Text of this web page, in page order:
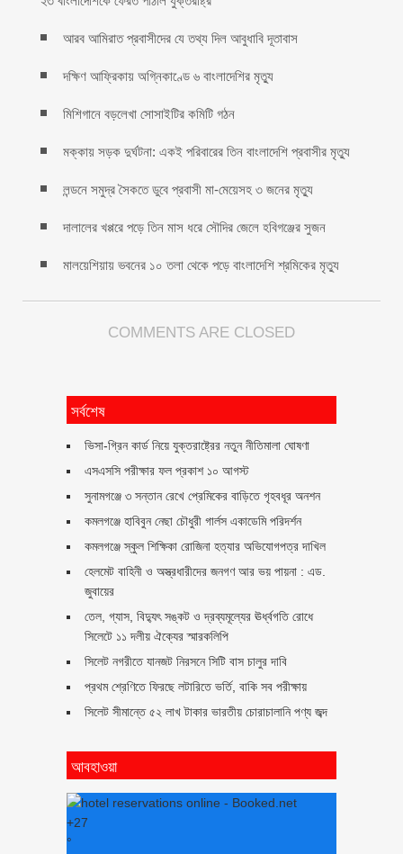
আরব আমিরাত প্রবাসীদের যে তথ্য দিল আবুধাবি দূতাবাস
দক্ষিণ আফ্রিকায় অগ্নিকাণ্ডে ৬ বাংলাদেশির মৃত্যু
মিশিগানে বড়লেখা সোসাইটির কমিটি গঠন
মক্কায় সড়ক দুর্ঘটনা: একই পরিবারের তিন বাংলাদেশি প্রবাসীর মৃত্যু
লন্ডনে সমুদ্র সৈকতে ডুবে প্রবাসী মা-মেয়েসহ ৩ জনের মৃত্যু
দালালের খপ্পরে পড়ে তিন মাস ধরে সৌদির জেলে হবিগঞ্জের সুজন
মালয়েশিয়ায় ভবনের ১০ তলা থেকে পড়ে বাংলাদেশি শ্রমিকের মৃত্যু
COMMENTS ARE CLOSED
সর্বশেষ
ভিসা-গ্রিন কার্ড নিয়ে যুক্তরাষ্ট্রের নতুন নীতিমালা ঘোষণা
এসএসসি পরীক্ষার ফল প্রকাশ ১০ আগস্ট
সুনামগঞ্জে ৩ সন্তান রেখে প্রেমিকের বাড়িতে গৃহবধূর অনশন
কমলগঞ্জে হাবিবুন নেছা চৌধুরী গার্লস একাডেমি পরিদর্শন
কমলগঞ্জে স্কুল শিক্ষিকা রোজিনা হত্যার অভিযোগপত্র দাখিল
হেলমেট বাহিনী ও অস্ত্রধারীদের জনগণ আর ভয় পায়না : এড.
জুবায়ের
তেল, গ্যাস, বিদ্যুৎ সঙ্কট ও দ্রব্যমূল্যের ঊর্ধ্বগতি রোধে
সিলেটে ১১ দলীয় ঐক্যের স্মারকলিপি
সিলেট নগরীতে যানজট নিরসনে সিটি বাস চালুর দাবি
প্রথম শ্রেণিতে ফিরছে লটারিতে ভর্তি, বাকি সব পরীক্ষায়
সিলেট সীমান্তে ৫২ লাখ টাকার ভারতীয় চোরাচালানি পণ্য জব্দ
আবহাওয়া
+27
°